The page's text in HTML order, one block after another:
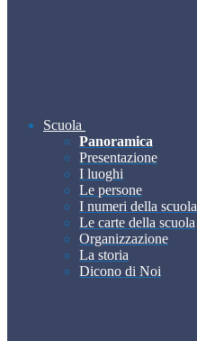
Scuola
Panoramica
Presentazione
I luoghi
Le persone
I numeri della scuola
Le carte della scuola
Organizzazione
La storia
Dicono di Noi